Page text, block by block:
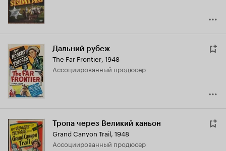
Дальний рубеж
The Far Frontier, 1948
ассоциированный продюсер
Тропа через Великий каньон
Grand Canyon Trail, 1948
ассоциированный продюсер